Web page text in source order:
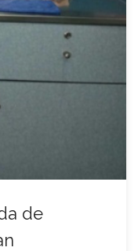
de